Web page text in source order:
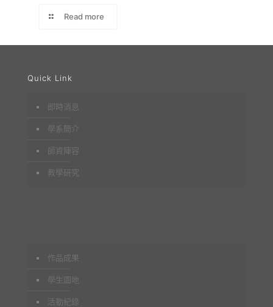
Read more
Quick Link
即時消息
學系簡介
師資陣容
教學研究
作品成果
學生園地
活動紀錄